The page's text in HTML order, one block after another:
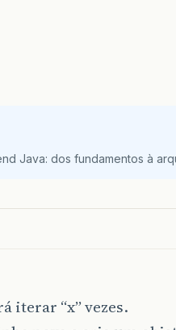
Java: dos fundamentos à
iterar “x” vezes.